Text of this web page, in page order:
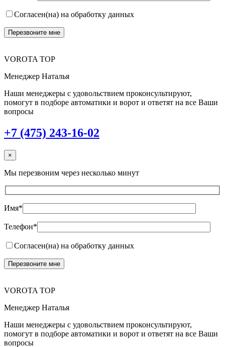
Согласен(на) на обработку данных
VOROTA TOP
Менеджер Наталья
Наши менеджеры с удовольствием проконсультируют,
помогут в подборе автоматики и ворот и ответят на все Ваши
вопросы
+7 (475) 243-16-02
×
Мы перезвоним через несколько минут
Имя*
Телефон*
Согласен(на) на обработку данных
VOROTA TOP
Менеджер Наталья
Наши менеджеры с удовольствием проконсультируют,
помогут в подборе автоматики и ворот и ответят на все Ваши
вопросы